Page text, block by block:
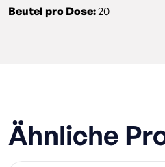
Beutel pro Dose:20
Ähnliche